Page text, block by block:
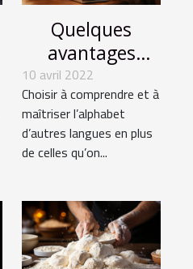
Quelques
avantages
d'apprendre
l'arabe en ligne.
10 avril 2022
Choisir à comprendre et à
maîtriser l’alphabet
d’autres langues en plus
de celles qu’on...